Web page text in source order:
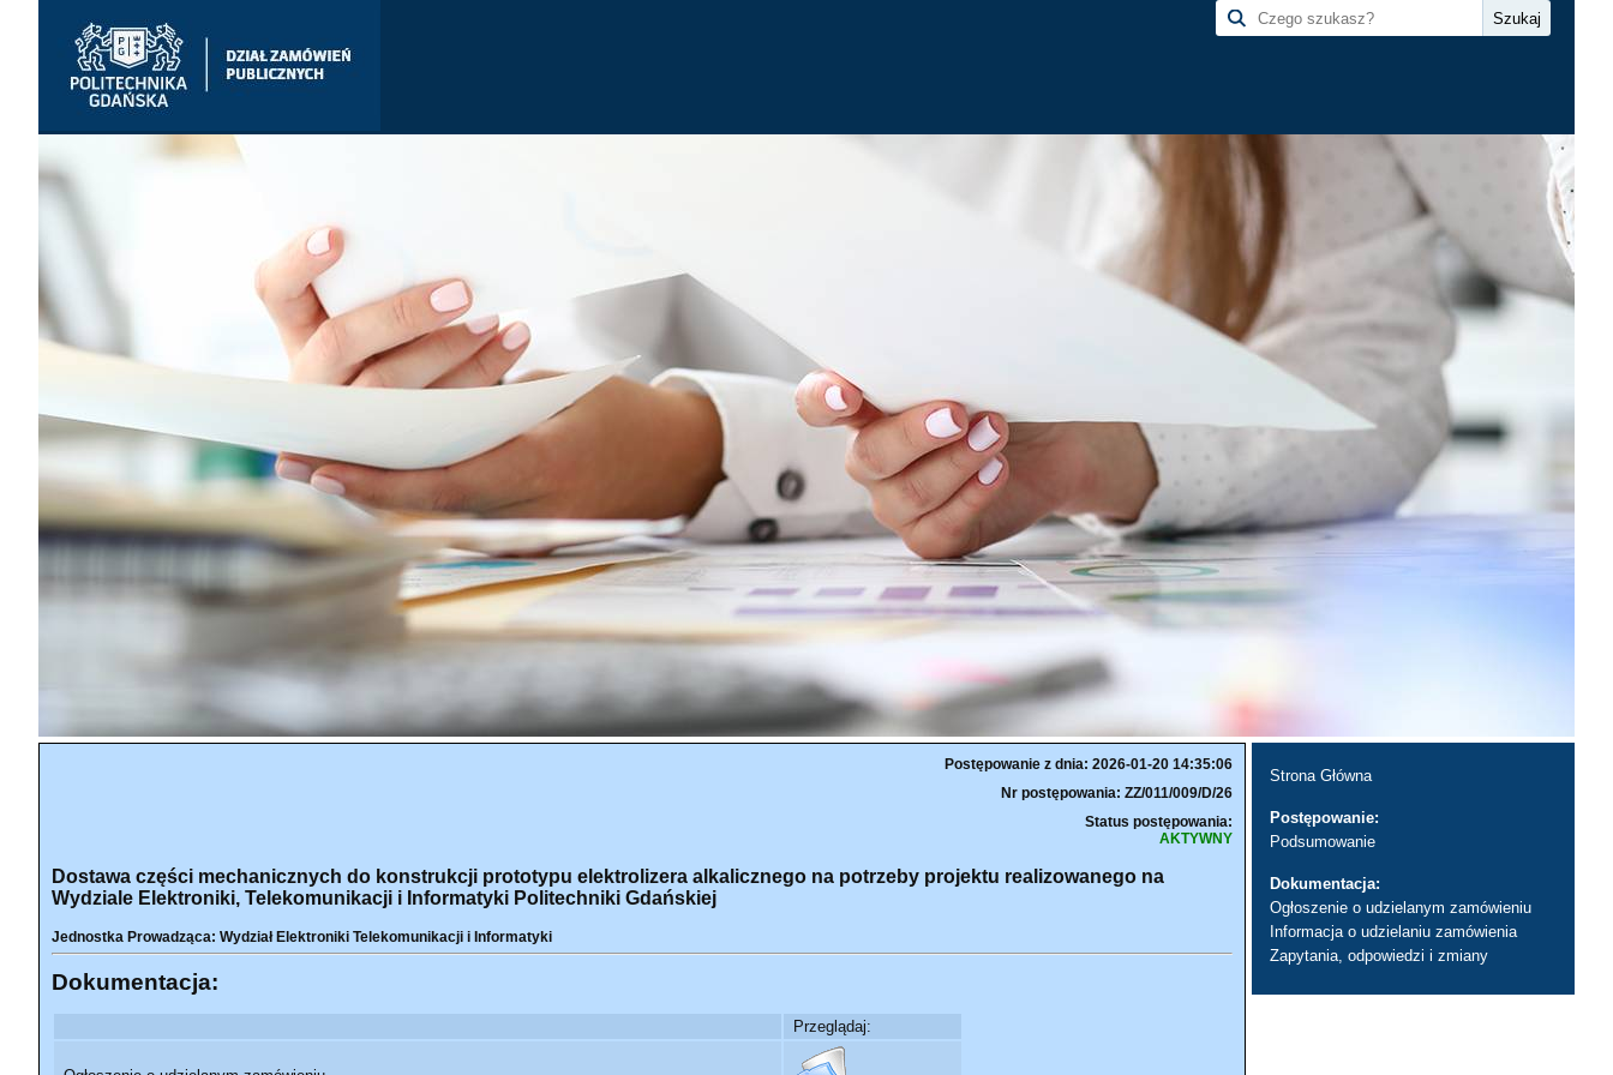
Postępowanie z dnia: 2026-01-20 14:35:06
Nr postępowania: ZZ/011/009/D/26
Status postępowania:
AKTYWNY
Dostawa części mechanicznych do konstrukcji prototypu elektrolizera alkalicznego na potrzeby projektu realizowanego na
Wydziale Elektroniki, Telekomunikacji i Informatyki Politechniki Gdańskiej
Jednostka Prowadząca: Wydział Elektroniki Telekomunikacji i Informatyki
Dokumentacja:
Przeglądaj:
Strona Główna
Postępowanie:
Podsumowanie
Dokumentacja:
Ogłoszenie o udzielanym zamówieniu
Informacja o udzielaniu zamówienia
Zapytania, odpowiedzi i zmiany